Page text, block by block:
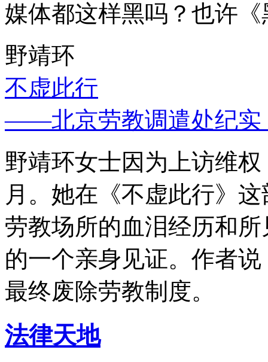
媒体都这样黑吗？也许
野靖环
不虚此行
——北京劳教调遣处纪实
野靖环女士因为上访维
月。她在《不虚此行》
劳教场所的血泪经历和
的一个亲身见证。作者
最终废除劳教制度。
法律天地